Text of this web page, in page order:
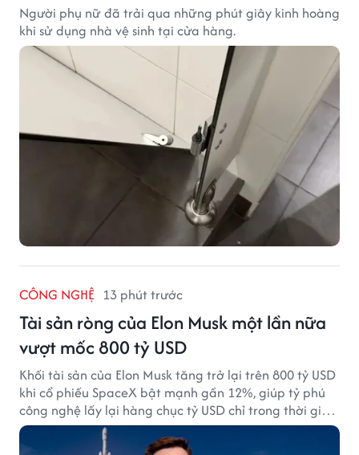
Người phụ nữ đã trải qua những phút giây kinh hoàng
khi sử dụng nhà vệ sinh tại cửa hàng.
CÔNG NGHỆ 13 phút trước
Tài sản ròng của Elon Musk một lần nữa
vượt mốc 800 tỷ USD
Khối tài sản của Elon Musk tăng trở lại trên 800 tỷ USD
khi cổ phiếu SpaceX bật mạnh gần 12%, giúp tỷ phú
công nghệ lấy lại hàng chục tỷ USD chỉ trong thời gian
ngắn.